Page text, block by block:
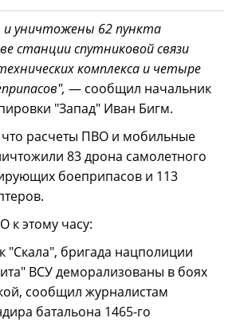
и уничтожены 62 пункта
станции спутниковой связи
комплекса и четыре
— сообщил начальник
"Запад" Иван Бигм.
расчеты ПВО и мобильные
83 дрона самолетного
боеприпасов и 113
к этому часу:
"Скала", бригада нацполиции
ВСУ деморализованы в боях
сообщил журналистам
батальона 1465-го